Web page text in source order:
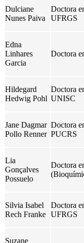
Dulciane
Nunes Paiva
Doctora
UFRGS
Edna
Linhares
Garcia
Doctora
Hildegard
Hedwig Pohl
Doctora
UNISC
Jane Dagmar
Pollo Renner
Doctora
PUCRS
Lia
Gonçalves
Possuelo
Doctora
Silvia Isabel
Rech Franke
Doctora
UFRGS
Suzane